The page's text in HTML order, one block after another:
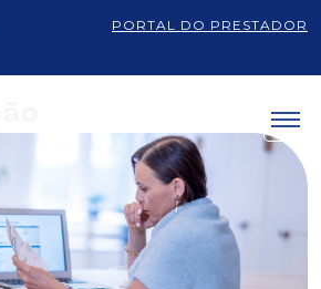
PORTAL DO PRESTADOR